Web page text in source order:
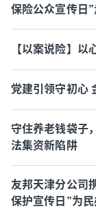
保险公众宣传日
【以案说险】以
党建引领守初心
守住养老钱袋子
法集资新陷阱
友邦天津分公司
保护宣传日”为